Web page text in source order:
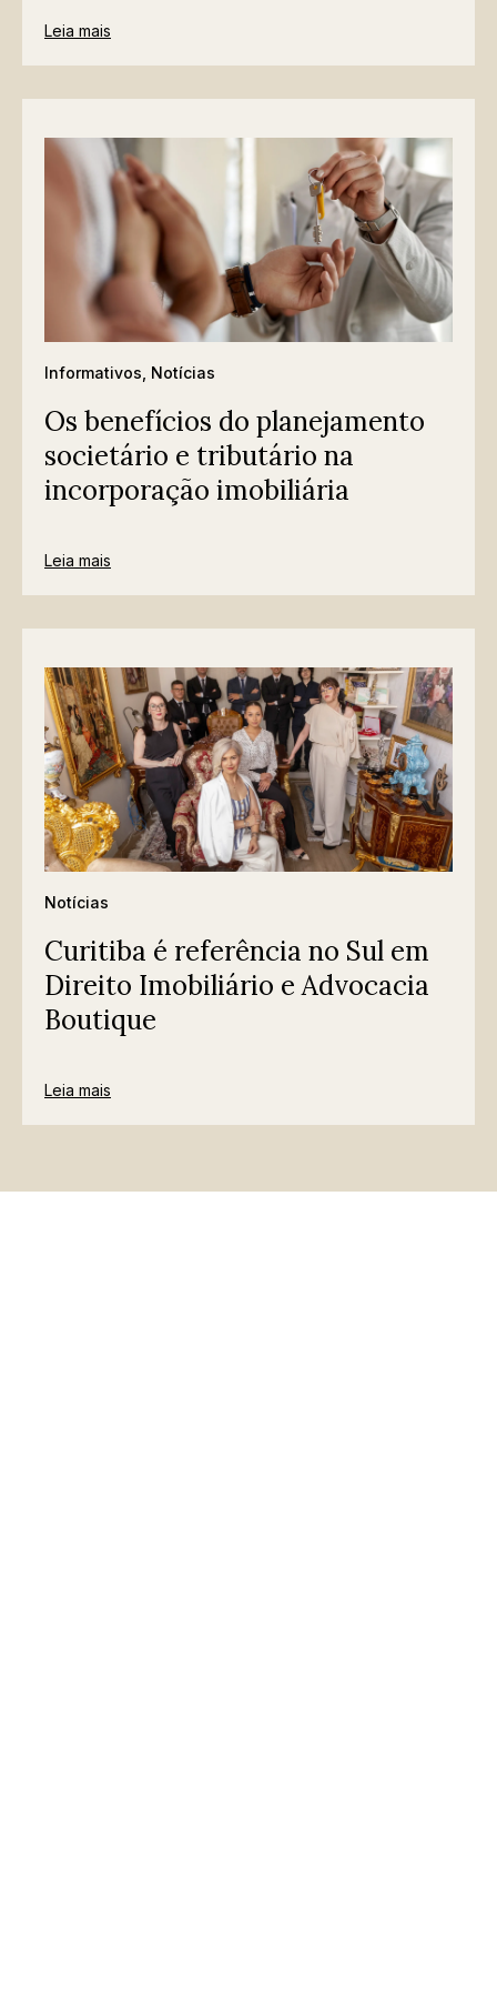
Leia mais
Informativos Notícias
Os benefícios do planejamento
societário e tributário na
incorporação imobiliária
Leia mais
Notícias
Curitiba é referência no Sul em
Direito Imobiliário e Advocacia
Boutique
Leia mais